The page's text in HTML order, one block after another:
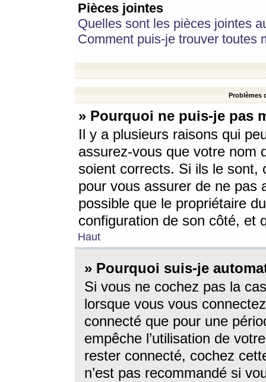
Pièces jointes
Quelles sont les pièces jointes
Comment puis-je trouver toutes
Problèmes
» Pourquoi ne puis-je pas
Il y a plusieurs raisons qui
assurez-vous que votre nom
soient corrects. Si ils le sont,
pour vous assurer de ne pas
possible que le propriétaire
configuration de son côté, et
Haut
» Pourquoi suis-je
Si vous ne cochez pas la
lorsque vous vous
connecté que pour une
empêche l’utilisation de
rester connecté, cochez
n’est pas recommandé si